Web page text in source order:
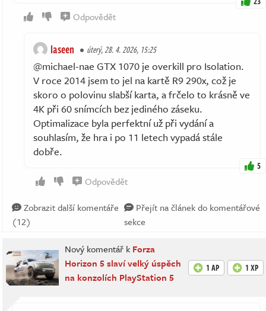
Odpovědět
laseen úterý, 28. 4. 2026, 15:25
@michael-nae GTX 1070 je overkill pro Isolation.
V roce 2014 jsem to jel na kartě R9 290x, což je
skoro o polovinu slabší karta, a frčelo to krásně ve
4K při 60 snímcích bez jediného záseku.
Optimalizace byla perfektní už při vydání a
souhlasím, že hra i po 11 letech vypadá stále
dobře.
5
Odpovědět
Zobrazit další komentáře
(12)
Přejít na článek do komentářové
sekce
Nový komentář k Forza
Horizon 5 slaví velký úspěch
na konzolích PlayStation 5
1 AP 1 XP